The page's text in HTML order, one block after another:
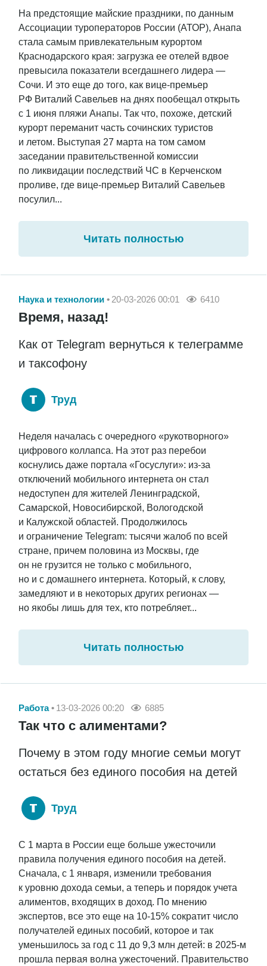
На предстоящие майские праздники, по данным
Ассоциации туроператоров России (АТОР), Анапа
стала самым привлекательным курортом
Краснодарского края: загрузка ее отелей вдвое
превысила показатели всегдашнего лидера —
Сочи. И это еще до того, как вице-премьер
РФ Виталий Савельев на днях пообещал открыть
с 1 июня пляжи Анапы. Так что, похоже, детский
курорт переманит часть сочинских туристов
и летом. Выступая 27 марта на том самом
заседании правительственной комиссии
по ликвидации последствий ЧС в Керченском
проливе, где вице-премьер Виталий Савельев
посулил...
Читать полностью
Наука и технологии 20-03-2026 00:01 6410
Время, назад!
Как от Telegram вернуться к телеграмме
и таксофону
Труд
Неделя началась с очередного «рукотворного»
цифрового коллапса. На этот раз перебои
коснулись даже портала «Госуслуги»: из-за
отключений мобильного интернета он стал
недоступен для жителей Ленинградской,
Самарской, Новосибирской, Вологодской
и Калужской областей. Продолжилось
и ограничение Telegram: тысячи жалоб по всей
стране, причем половина из Москвы, где
он не грузится не только с мобильного,
но и с домашнего интернета. Который, к слову,
замедляют и в некоторых других регионах —
но якобы лишь для тех, кто потребляет...
Читать полностью
Работа 13-03-2026 00:20 6885
Так что с алиментами?
Почему в этом году многие семьи могут
остаться без единого пособия на детей
Труд
С 1 марта в России еще больше ужесточили
правила получения единого пособия на детей.
Сначала, с 1 января, изменили требования
к уровню дохода семьи, а теперь и порядок учета
алиментов, входящих в доход. По мнению
экспертов, все это еще на 10-15% сократит число
получателей единых пособий, которое и так
уменьшилось за год с 11 до 9,3 млн детей: в 2025-м
прошла первая волна ужесточений. Правительство